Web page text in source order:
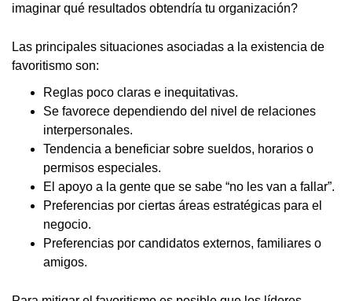
imaginar qué resultados obtendría tu organización?
Las principales situaciones asociadas a la existencia de
favoritismo son:
Reglas poco claras e inequitativas.
Se favorece dependiendo del nivel de relaciones
interpersonales.
Tendencia a beneficiar sobre sueldos, horarios o
permisos especiales.
El apoyo a la gente que se sabe “no les van a fallar”.
Preferencias por ciertas áreas estratégicas para el
negocio.
Preferencias por candidatos externos, familiares o
amigos.